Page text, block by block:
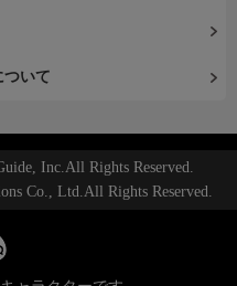
ついて
Inc.All Rights Reserved.
Co., Ltd.All Rights Reserved.